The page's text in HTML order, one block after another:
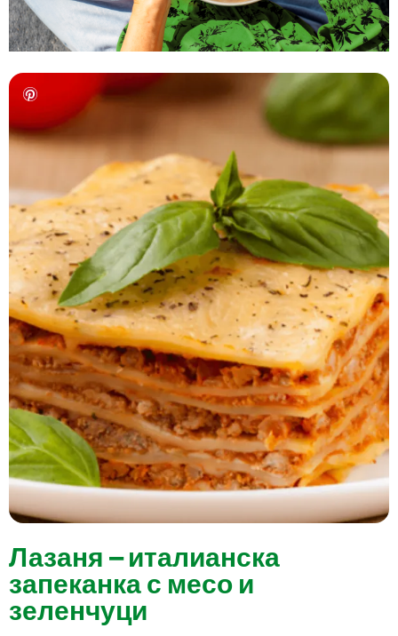
Лазаня – италианска
запеканка с месо и
зеленчуци